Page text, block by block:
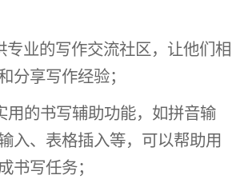
专业的写作交流社区，让他们相
分享写作经验；
用的书写辅助功能，如拼音输
入、表格插入等，可以帮助用
书写任务；